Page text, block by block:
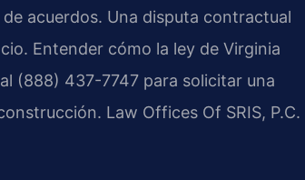
acuerdos. Una disputa contractual
Entender cómo la ley de Virginia
(888) 437-7747 para solicitar una
Law Offices Of SRIS, P.C.